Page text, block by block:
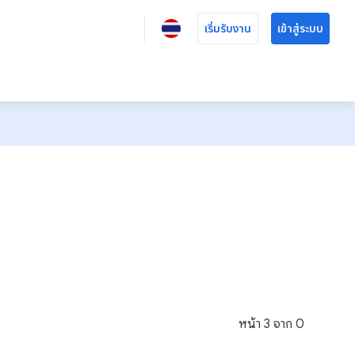
เริ่มรับงาน เข้าสู่ระบบ
หน้า 3 จาก 0